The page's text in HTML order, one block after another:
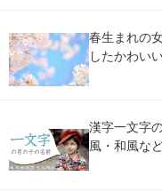
春生まれの
したかわい
漢字一文字
風・和風など